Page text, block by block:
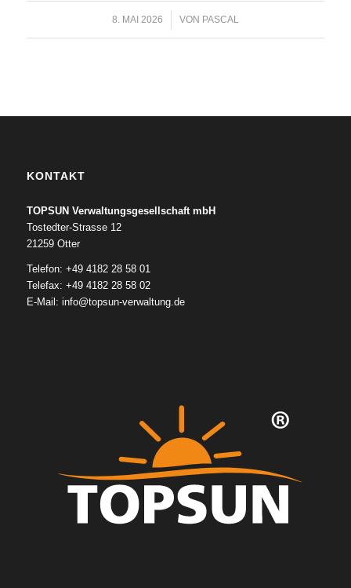
8. MAI 2026 VON PASCAL
KONTAKT
TOPSUN Verwaltungsgesellschaft mbH
Tostedter-Strasse 12
21259 Otter
Telefon: +49 4182 28 58 01
Telefax: +49 4182 28 58 02
E-Mail: info@topsun-verwaltung.de